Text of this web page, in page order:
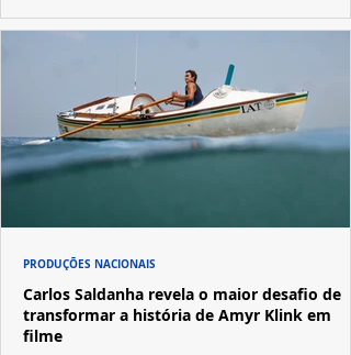
Carlos Saldanha revela o maior desafio de
transformar a história de Amyr Klink em
filme
PRODUÇÕES NACIONAIS